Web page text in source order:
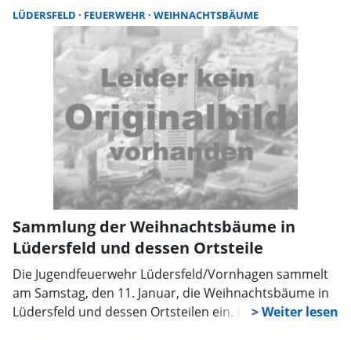
stehen im Abfuhrkalender auf www.aha-region.de.
LÜDERSFELD FEUERWEHR WEIHNACHTSBÄUME
Sammlung der Weihnachtsbäume in
Lüdersfeld und dessen Ortsteile
Die Jugendfeuerwehr Lüdersfeld/Vornhagen sammelt
am Samstag, den 11. Januar, die Weihnachtsbäume in
Lüdersfeld und dessen Ortsteilen ein. Damit die Bäume